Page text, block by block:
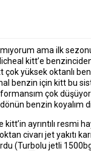
ama ilk
kitt’e
yüksek oktanlı
benzin için kitt bu
çok
benzin koyalım
kitt’in ayrıntılı resmi
civarı jet yakıtı
(Turbolu jetli